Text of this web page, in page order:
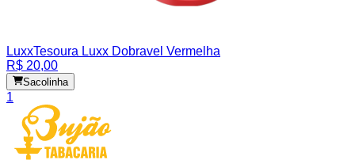
LuxxTesoura Luxx Dobravel Vermelha
R$ 20,00
Sacolinha
1